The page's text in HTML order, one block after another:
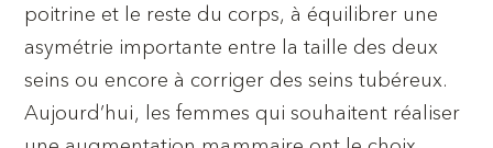
poitrine et le reste du corps, à équilibrer une
asymétrie importante entre la taille des deux
seins ou encore à corriger des seins tubéreux.
Aujourd’hui, les femmes qui souhaitent réaliser